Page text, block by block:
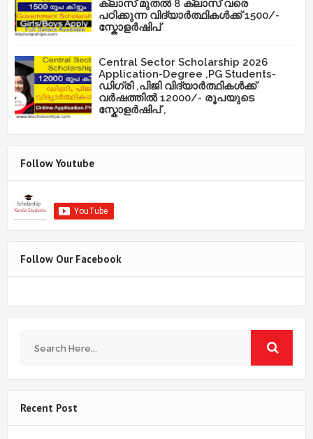
ക്ലാസ് മുതൽ 8 ക്ലാസ് വരെ
പഠിക്കുന്ന വിദ്യാർത്ഥികൾക്ക് 1500/-
സ്കോളർഷിപ്
Central Sector Scholarship 2026
Application-Degree ,PG Students-
ഡിഗ്രി ,പിജി വിദ്യാർത്ഥികൾക്ക്
വർഷത്തിൽ 12000/- രൂപയുടെ
സ്കോളർഷിപ് ,
Follow Youtube
Follow Our Facebook
Recent Post